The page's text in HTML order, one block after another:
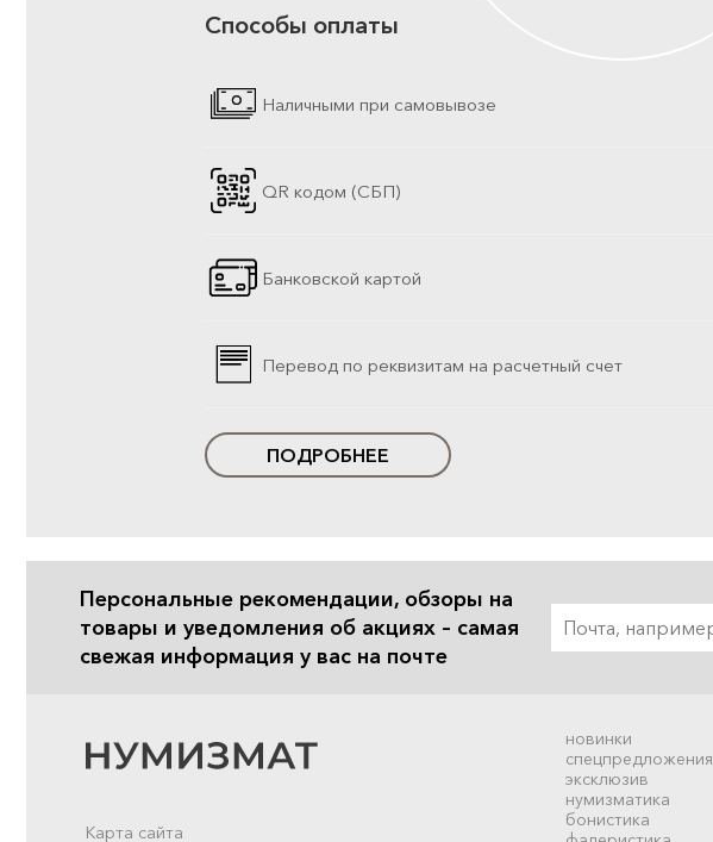
Способы оплаты
Наличными при самовывозе
QR кодом (СБП)
Банковской картой
Перевод по реквизитам на расчетный счет
ПОДРОБНЕЕ
Персональные рекомендации, обзоры на
товары и уведомления об акциях – самая
свежая информация у вас на почте
новинки
спецпредложения
эксклюзив
нумизматика
бонистика
Карта сайта